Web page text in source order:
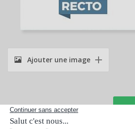
Ajouter une image